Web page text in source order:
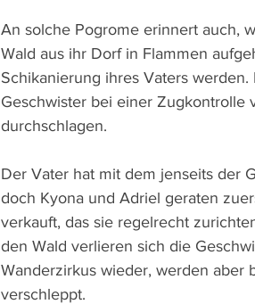
An solche Pogrome erinnert auch,
Wald aus ihr Dorf in Flammen
Schikanierung ihres Vaters
Geschwister bei einer Zugkontrolle
durchschlagen.
Der Vater hat mit dem jenseits der
doch Kyona und Adriel geraten
verkauft, das sie regelrecht
den Wald verlieren sich die
Wanderzirkus wieder, werden aber
verschleppt.